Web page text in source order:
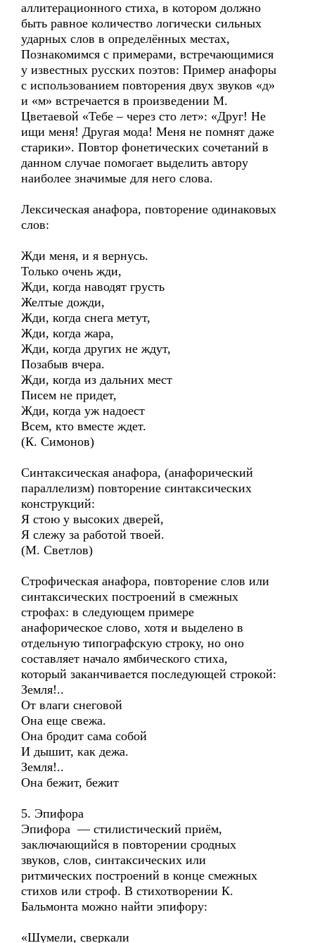
аллитерационного стиха, в котором должно
быть равное количество логически сильных
ударных слов в определённых местах,
Познакомимся с примерами, встречающимися
у известных русских поэтов: Пример анафоры
с использованием повторения двух звуков «д»
и «м» встречается в произведении М.
Цветаевой «Тебе – через сто лет»: «Друг! Не
ищи меня! Другая мода! Меня не помнят даже
старики». Повтор фонетических сочетаний в
данном случае помогает выделить автору
наиболее значимые для него слова.
Лексическая анафора, повторение одинаковых
слов:
Жди меня, и я вернусь.
Только очень жди,
Жди, когда наводят грусть
Желтые дожди,
Жди, когда снега метут,
Жди, когда жара,
Жди, когда других не ждут,
Позабыв вчера.
Жди, когда из дальних мест
Писем не придет,
Жди, когда уж надоест
Всем, кто вместе ждет.
(К. Симонов)
Синтаксическая анафора, (анафорический
параллелизм) повторение синтаксических
конструкций:
Я стою у высоких дверей,
Я слежу за работой твоей.
(М. Светлов)
Строфическая анафора, повторение слов или
синтаксических построений в смежных
строфах: в следующем примере
анафорическое слово, хотя и выделено в
отдельную типографскую строку, но оно
составляет начало ямбического стиха,
который заканчивается последующей строкой:
Земля!..
От влаги снеговой
Она еще свежа.
Она бродит сама собой
И дышит, как дежа.
Земля!..
Она бежит, бежит
5. Эпифора
Эпифора — стилистический приём,
заключающийся в повторении сродных
звуков, слов, синтаксических или
ритмических построений в конце смежных
стихов или строф. В стихотворении К.
Бальмонта можно найти эпифору:
«Шумели, сверкали